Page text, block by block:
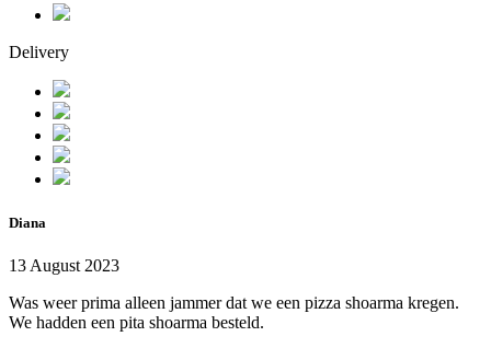
Delivery
Diana
13 August 2023
Was weer prima alleen jammer dat we een pizza shoarma kregen.
We hadden een pita shoarma besteld.